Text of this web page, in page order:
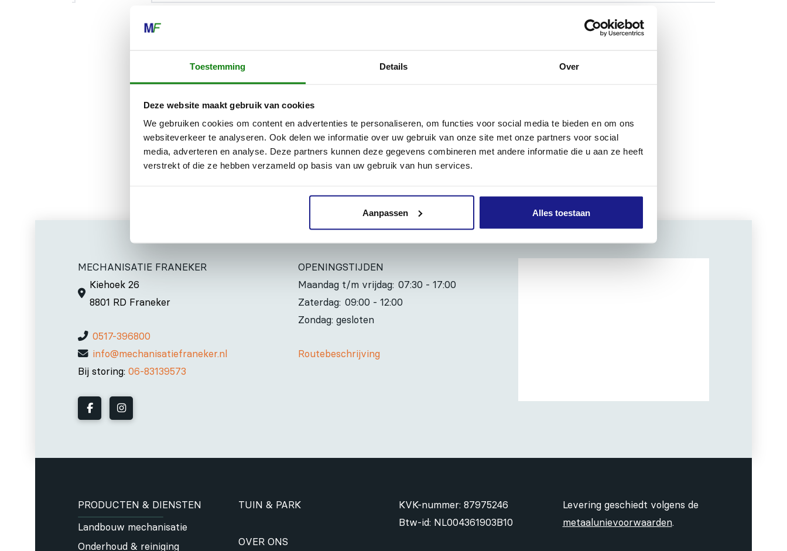
Toestemming Details Over
Deze website maakt gebruik van cookies
We gebruiken cookies om content en advertenties te personaliseren, om functies voor social media te bieden en om ons
websiteverkeer te analyseren. Ook delen we informatie over uw gebruik van onze site met onze partners voor social
media, adverteren en analyse. Deze partners kunnen deze gegevens combineren met andere informatie die u aan ze heeft
verstrekt of die ze hebben verzameld op basis van uw gebruik van hun services.
Aanpassen Alles toestaan
slijtvastheid.
De levering omvat ook het benodigde gereedschap om het mes te vervangen. Zo gebeurt
MECHANISATIE FRANEKER
Kiehoek 26
8801 RD Franeker
0517-396800
info@mechanisatiefraneker.nl
Bij storing:06-83139573
OPENINGSTIJDEN
Maandag t/m vrijdag: 07:30 - 17:00
Zaterdag: 09:00 - 12:00
Zondag: gesloten
Routebeschrijving
PRODUCTEN & DIENSTEN
Landbouw mechanisatie
Onderhoud & reiniging
TUIN & PARK
OVER ONS
KVK-nummer: 87975246
Btw-id: NL004361903B10
Levering geschiedt volgens de
metaalunievoorwaarden.